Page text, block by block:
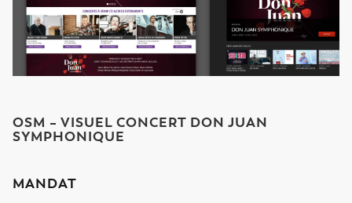
OSM – VISUEL CONCERT DON JUAN
SYMPHONIQUE
MANDAT